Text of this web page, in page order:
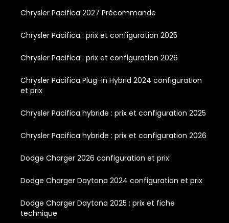
Chrysler Pacifica 2027 Précommande
Chrysler Pacifica : prix et configuration 2025
Chrysler Pacifica : prix et configuration 2026
Chrysler Pacifica Plug-in Hybrid 2024 configuration
et prix
Chrysler Pacifica hybride : prix et configuration 2025
Chrysler Pacifica hybride : prix et configuration 2026
Dodge Charger 2026 configuration et prix
Dodge Charger Daytona 2024 configuration et prix
Dodge Charger Daytona 2025 : prix et fiche
technique